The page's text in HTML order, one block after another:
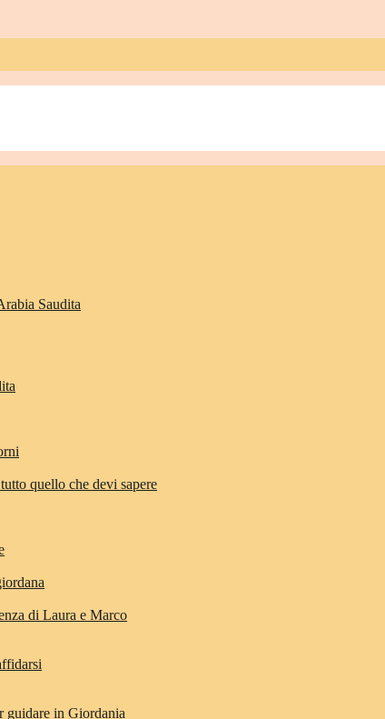
Saudita
quello che devi sapere
di Laura e Marco
guidare in Giordania